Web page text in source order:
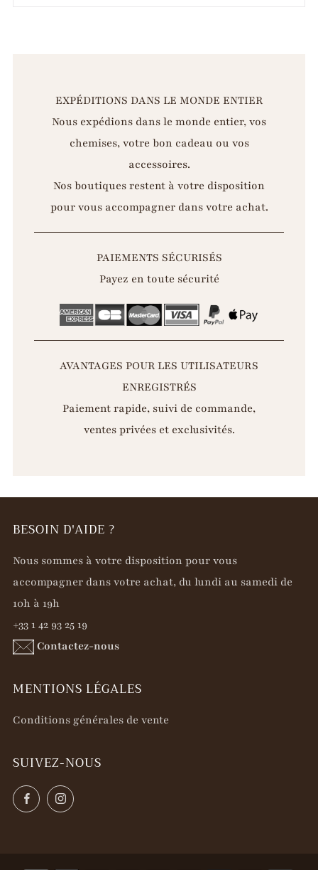
EXPÉDITIONS DANS LE MONDE ENTIER
Nous expédions dans le monde entier, vos
chemises, votre bon cadeau ou vos
accessoires.
Nos boutiques restent à votre disposition
pour vous accompagner dans votre achat.
PAIEMENTS SÉCURISÉS
Payez en toute sécurité
AVANTAGES POUR LES UTILISATEURS
ENREGISTRÉS
Paiement rapide, suivi de commande,
ventes privées et exclusivités.
BESOIN D'AIDE ?
Nous sommes à votre disposition pour vous
accompagner dans votre achat, du lundi au samedi de
10h à 19h
+33 1 42 93 25 19
Contactez-nous
MENTIONS LÉGALES
Conditions générales de vente
SUIVEZ-NOUS
FacebookInstagram